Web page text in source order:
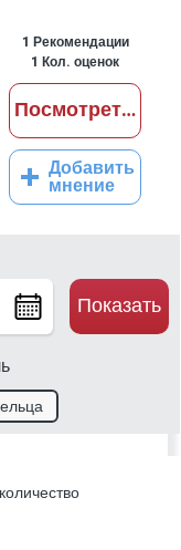
1 Рекомендации
1 Кол. оценок
Посмотреть
Добавить
мнение
Показать
количество